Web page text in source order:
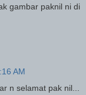
gambar paknil ni di
AM
n selamat pak nil...